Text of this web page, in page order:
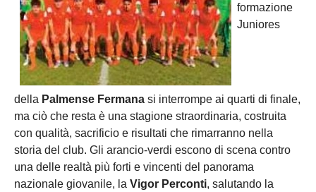
formazione
Juniores
della Palmense Fermana si interrompe ai quarti di finale,
ma ciò che resta è una stagione straordinaria, costruita
con qualità, sacrificio e risultati che rimarranno nella
storia del club. Gli arancio-verdi escono di scena contro
una delle realtà più forti e vincenti del panorama
nazionale giovanile, la Vigor Perconti, salutando la